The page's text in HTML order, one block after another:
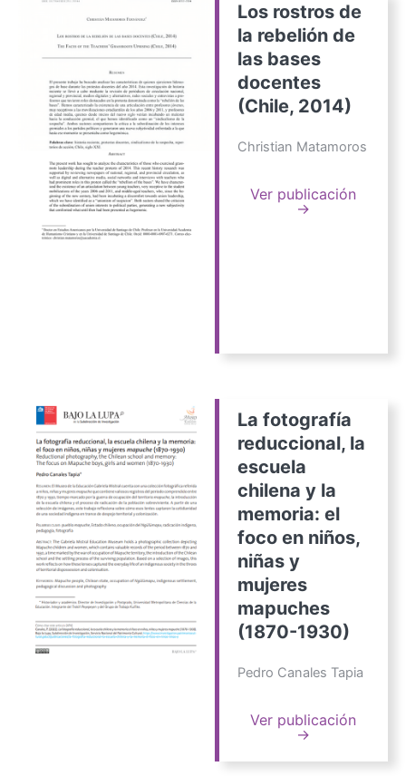
Los rostros de
la rebelión de
las bases
docentes
(Chile, 2014)
Christian Matamoros
Ver publicación
→
La fotografía
reduccional, la
escuela
chilena y la
memoria: el
foco en niños,
niñas y
mujeres
mapuches
(1870-1930)
Pedro Canales Tapia
Ver publicación
→